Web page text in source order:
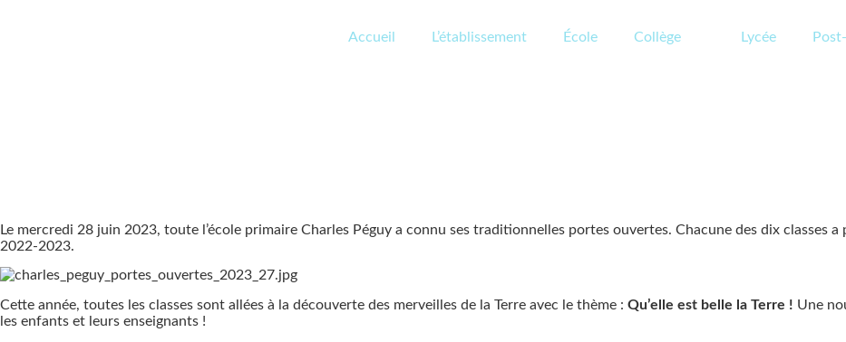
Accueil L’établissement École Collège Lycée
Le mercredi 28 juin 2023, toute l’école primaire Charles Péguy a connu ses traditionnelles portes ouvertes. Chacune des dix classes
2022-2023.
Cette année, toutes les classes sont allées à la découverte des merveilles de la Terre avec le thème : Qu’elle est belle la Terre ! Une
les enfants et leurs enseignants !